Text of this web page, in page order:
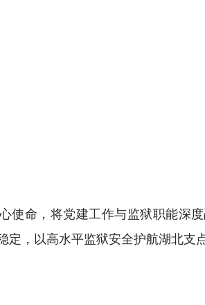
命，将党建工作与监狱职能深
，以高水平监狱安全护航湖北支